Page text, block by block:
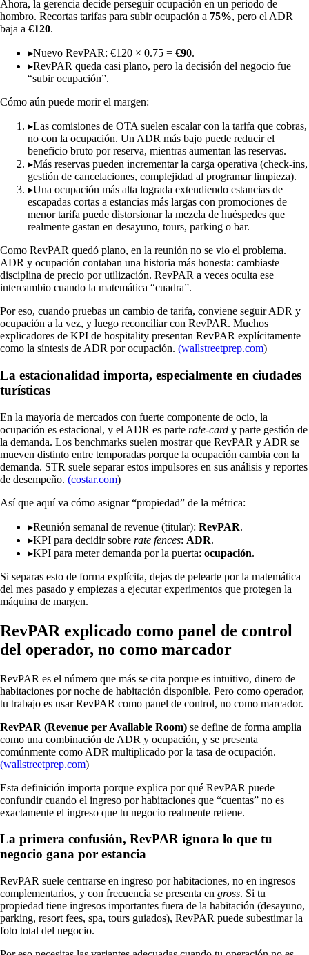
Ahora, la gerencia decide perseguir ocupación en un periodo de
hombro. Recortas tarifas para subir ocupación a 75%, pero el ADR
baja a €120.
▸Nuevo RevPAR: €120 × 0.75 = €90.
▸RevPAR queda casi plano, pero la decisión del negocio fue
“subir ocupación”.
Cómo aún puede morir el margen:
▸Las comisiones de OTA suelen escalar con la tarifa que cobras,
no con la ocupación. Un ADR más bajo puede reducir el
beneficio bruto por reserva, mientras aumentan las reservas.
▸Más reservas pueden incrementar la carga operativa (check-ins,
gestión de cancelaciones, complejidad al programar limpieza).
▸Una ocupación más alta lograda extendiendo estancias de
escapadas cortas a estancias más largas con promociones de
menor tarifa puede distorsionar la mezcla de huéspedes que
realmente gastan en desayuno, tours, parking o bar.
Como RevPAR quedó plano, en la reunión no se vio el problema.
ADR y ocupación contaban una historia más honesta: cambiaste
disciplina de precio por utilización. RevPAR a veces oculta ese
intercambio cuando la matemática “cuadra”.
Por eso, cuando pruebas un cambio de tarifa, conviene seguir ADR y
ocupación a la vez, y luego reconciliar con RevPAR. Muchos
explicadores de KPI de hospitality presentan RevPAR explícitamente
como la síntesis de ADR por ocupación. (wallstreetprep.com)
La estacionalidad importa, especialmente en ciudades
turísticas
En la mayoría de mercados con fuerte componente de ocio, la
ocupación es estacional, y el ADR es parte rate-card y parte gestión de
la demanda. Los benchmarks suelen mostrar que RevPAR y ADR se
mueven distinto entre temporadas porque la ocupación cambia con la
demanda. STR suele separar estos impulsores en sus análisis y reportes
de desempeño. (costar.com)
Así que aquí va cómo asignar “propiedad” de la métrica:
▸Reunión semanal de revenue (titular): RevPAR.
▸KPI para decidir sobre rate fences: ADR.
▸KPI para meter demanda por la puerta: ocupación.
Si separas esto de forma explícita, dejas de pelearte por la matemática
del mes pasado y empiezas a ejecutar experimentos que protegen la
máquina de margen.
RevPAR explicado como panel de control
del operador, no como marcador
RevPAR es el número que más se cita porque es intuitivo, dinero de
habitaciones por noche de habitación disponible. Pero como operador,
tu trabajo es usar RevPAR como panel de control, no como marcador.
RevPAR (Revenue per Available Room) se define de forma amplia
como una combinación de ADR y ocupación, y se presenta
comúnmente como ADR multiplicado por la tasa de ocupación.
(wallstreetprep.com)
Esta definición importa porque explica por qué RevPAR puede
confundir cuando el ingreso por habitaciones que “cuentas” no es
exactamente el ingreso que tu negocio realmente retiene.
La primera confusión, RevPAR ignora lo que tu
negocio gana por estancia
RevPAR suele centrarse en ingreso por habitaciones, no en ingresos
complementarios, y con frecuencia se presenta en gross. Si tu
propiedad tiene ingresos importantes fuera de la habitación (desayuno,
parking, resort fees, spa, tours guiados), RevPAR puede subestimar la
foto total del negocio.